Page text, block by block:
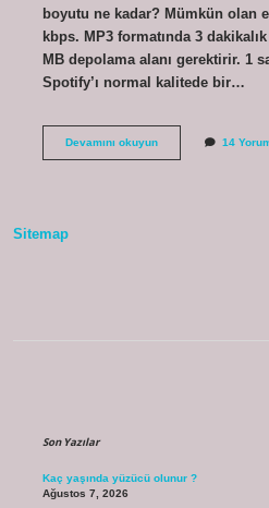
boyutu ne kadar? Mümkün olan
kbps. MP3 formatında 3
MB depolama alanı gerektirir. 1
Spotify’ı normal kalitede bir…
Devamını okuyunMp3
14
Sitemap
Son Yazılar
Kaç yaşında yüzücü olunur ?
Ağustos 7, 2026